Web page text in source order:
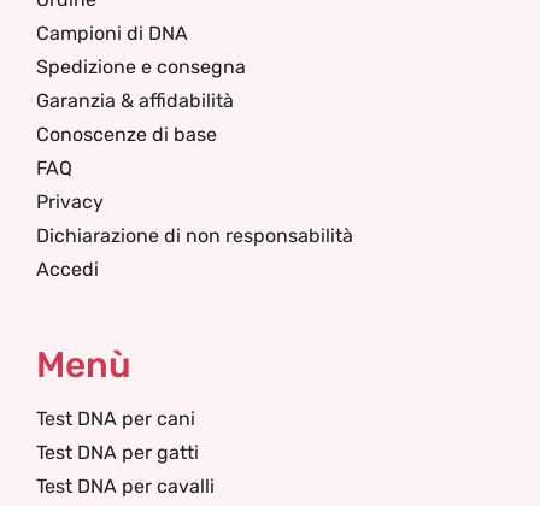
Campioni di DNA
Spedizione e consegna
Garanzia & affidabilità
Conoscenze di base
FAQ
Privacy
Dichiarazione di non responsabilità
Accedi
Menù
Test DNA per cani
Test DNA per gatti
Test DNA per cavalli